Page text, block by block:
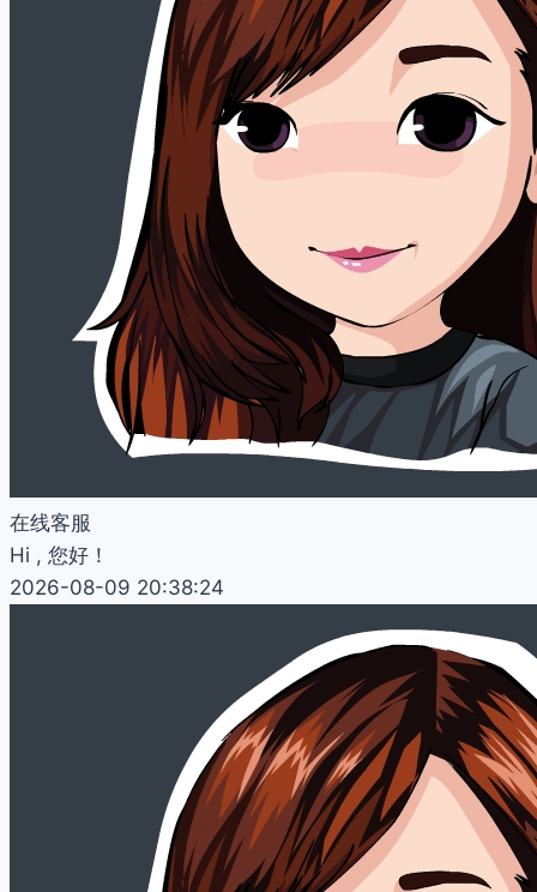
在线客服
Hi , 您好！
2026-08-09 20:38:24